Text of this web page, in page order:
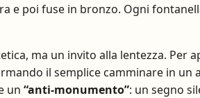
e poi fuse in bronzo. Ogni
ma un invito alla lentezza. Per
il semplice camminare in un
un “anti-monumento”: un segno